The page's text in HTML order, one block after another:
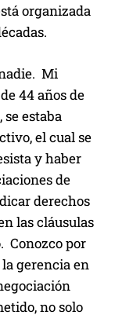
organizada
Mi
44 años de
estaba
el cual se
y haber
de
derechos
las cláusulas
Conozco por
gerencia en
no solo